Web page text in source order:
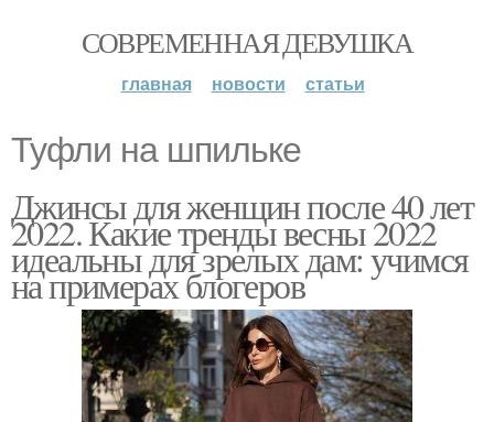
СОВРЕМЕННАЯ ДЕВУШКА
главная новости статьи
Туфли на шпильке
Джинсы для женщин после 40 лет
2022. Какие тренды весны 2022
идеальны для зрелых дам: учимся
на примерах блогеров